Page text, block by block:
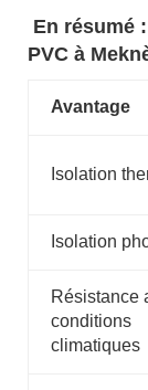
En résumé
PVC à
Avantage
Isolation
Isolation
Résistance
conditions
climatiques